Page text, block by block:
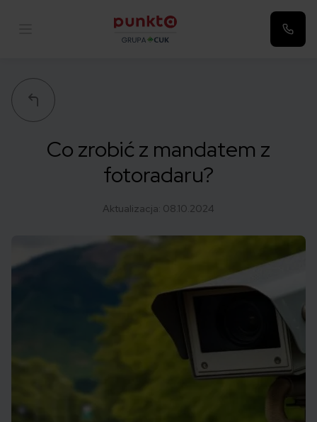
Co zrobić z mandatem z
fotoradaru?
Aktualizacja: 08.10.2024